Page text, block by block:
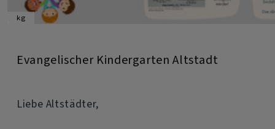
kg
Evangelischer Kindergarten Altstadt
Liebe Altstädter,